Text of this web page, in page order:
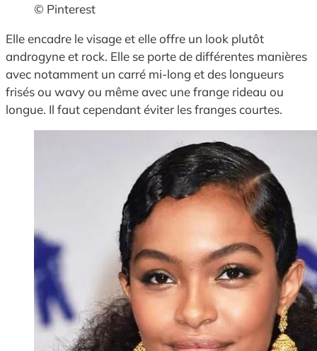
© Pinterest
Elle encadre le visage et elle offre un look plutôt
androgyne et rock. Elle se porte de différentes manières
avec notamment un carré mi-long et des longueurs
frisés ou wavy ou même avec une frange rideau ou
longue. Il faut cependant éviter les franges courtes.